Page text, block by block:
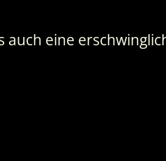
eine